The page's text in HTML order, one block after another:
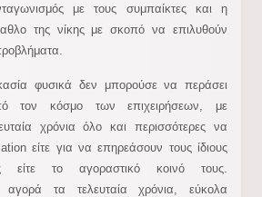
με τους συμπαίκτες και η
της νίκης με σκοπό να επιλυθούν
φυσικά δεν μπορούσε να περάσει
τον κόσμο των επιχειρήσεων, με
χρόνια όλο και περισσότερες να
είτε για να επηρεάσουν τους ίδιους
είτε το αγοραστικό κοινό τους.
αγορά τα τελευταία χρόνια, εύκολα